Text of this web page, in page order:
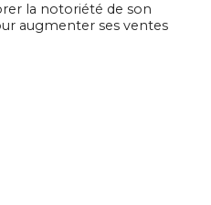
la notoriété de son
augmenter ses ventes